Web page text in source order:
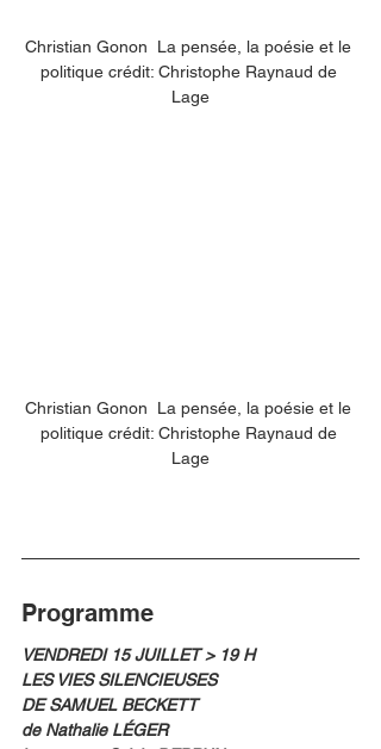
Christian Gonon  La pensée, la poésie et le
politique crédit: Christophe Raynaud de
Lage
Christian Gonon  La pensée, la poésie et le
politique crédit: Christophe Raynaud de
Lage
Programme
VENDREDI 15 JUILLET > 19 H
LES VIES SILENCIEUSES
DE SAMUEL BECKETT
de Nathalie LÉGER